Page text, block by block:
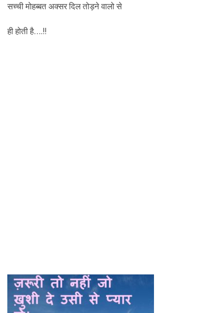
सच्ची मोहब्बत अक्सर दिल तोड़ने वालो से
ही होती है….!!